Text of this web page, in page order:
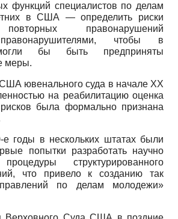
функций специалистов по делам
в США — определить риски
правонарушений
чтобы в
бы быть предприняты
меры.
ювенального суда в начале XX
на реабилитацию оценка
была формально признана
годы в нескольких штатах были
попытки разработать научно
структурированного
что привело к созданию так
по делам молодежи»